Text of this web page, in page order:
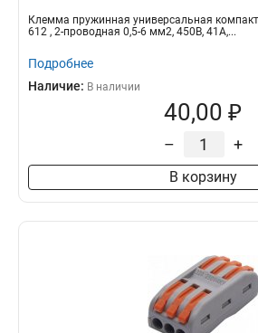
Клемма пружинная универсальная
612 , 2-проводная 0,5-6 мм2, 450В, 41А,...
Подробнее
Наличие: В наличии
40,00 ₽
– +
В корзину